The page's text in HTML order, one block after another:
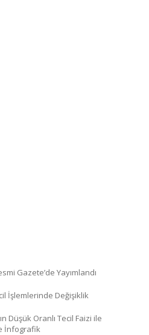
Gazete’de Yayımlandı
İşlemlerinde Değişiklik
Düşük Oranlı Tecil Faizi ile
İnfografik